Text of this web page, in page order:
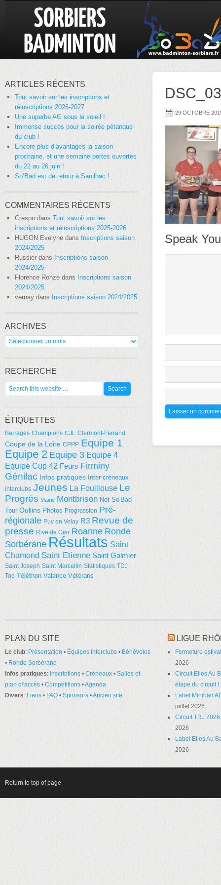
29 OCTOBRE
Speak
ARTICLES RÉCENTS
Tout savoir sur les inscriptions et
réinscriptions 2026-2027
Une superbe AG sous le soleil !
Immense succès pour la soirée pétanque
du club !
Encore plus d’avantages la saison
prochaine, et une semaine portes ouvertes
du 22 au 26 juin !
So’Bad est de retour à Sanilhac !
COMMENTAIRES RÉCENTS
Crespo dans Tout savoir sur les
inscriptions et réinscriptions 2025-2026
HUGON Evelyne dans Inscriptions saison
2024/2025
Russierdans Inscriptions saison
2024/2025
Florence Ronze dans Inscriptions saison
2024/2025
vernay dans Inscriptions saison 2024/2025
ARCHIVES
Archives
RECHERCHE
ÉTIQUETTES
Barrages Champions CJL Clermont-Ferrand
Coupe de la Loire CPPP Equipe 1
Equipe 2 Equipe 3 Equipe 4
Equipe Cup 42 Feurs Firminy
Génilac Infos pratiques Inter-créneaux
interclubs Jeunes La Fouillouse Le
Progrès Mairie Montbrison Not So'Bad
Tour Oullins Photos Progression Pré-
régionale Puy en Velay R3 Revue de
presse Rive de Gier Roanne Ronde
Sorbérane Résultats Saint
Chamond Saint Etienne Saint Galmier
Saint Joseph Saint Marcellin Statistiques TDJ
Top Téléthon Valence Vétérans
PLAN DU SITE
Le club: Présentation • Équipes Interclubs • Bénévoles
• Ronde Sorbérane
Infos pratiques: Inscriptions • Créneaux • Salles et
plan d\'accès • Compétitions •Agenda
Divers: Liens • FAQ • Sponsors •Ancien site
LIGUE
Fermeture
2026
Circuit Elles Au
étape du circuit !
Label Minibad
juillet 2026
Circuit TRJ
2026
Label Elles Au
2026
Return to top of page